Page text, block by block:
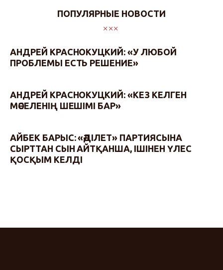
ПОПУЛЯРНЫЕ НОВОСТИ
АНДРЕЙ КРАСНОКУЦКИЙ: «У ЛЮБОЙ
ПРОБЛЕМЫ ЕСТЬ РЕШЕНИЕ»
АНДРЕЙ КРАСНОКУЦКИЙ: «КЕЗ КЕЛГЕН
МӘСЕЛЕНІҢ ШЕШІМІ БАР»
АЙБЕК БАРЫС: «ӘДІЛЕТ» ПАРТИЯСЫНА
СЫРТТАН СЫН АЙТҚАНША, ІШІНЕН ҮЛЕС
ҚОСҚЫМ КЕЛДІ